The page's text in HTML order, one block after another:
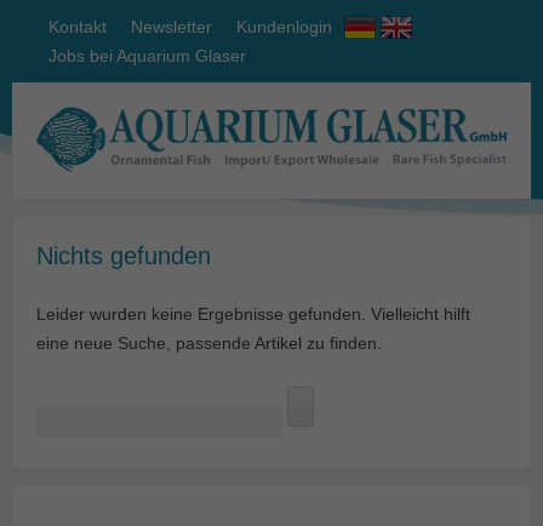
Kontakt Newsletter
Kundenlogin
Jobs bei Aquarium Glaser
Nichts gefunden
Leider wurden keine Ergebnisse gefunden. Vielleicht hilft
eine neue Suche, passende Artikel zu finden.